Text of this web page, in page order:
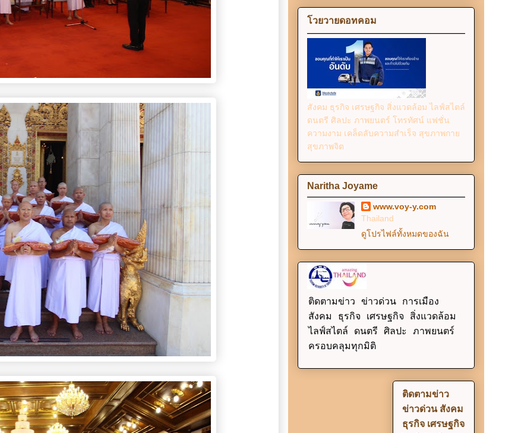
โวยวายดอทคอม
สังคม ธุรกิจ เศรษฐกิจ สิ่งแวดล้อม ไลฟ์สไตล์
ดนตรี ศิลปะ ภาพยนตร์ โทรทัศน์ แฟชั่น
ความงาม เคล็ดลับความสำเร็จ สุขภาพกาย
สุขภาพจิต
Naritha Joyame
www.voy-y.com
Thailand
ดูโปรไฟล์ทั้งหมดของฉัน
ติดตามข่าว ข่าวด่วน การเมือง
สังคม ธุรกิจ เศรษฐกิจ สิ่งแวดล้อม
ไลฟ์สไตล์ ดนตรี ศิลปะ ภาพยนตร์
ครอบคลุมทุกมิติ
ติดตามข่าว
ข่าวด่วน สังคม
ธุรกิจ เศรษฐกิจ